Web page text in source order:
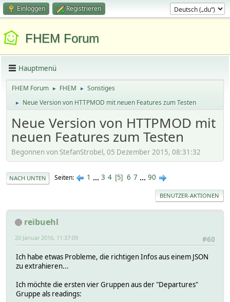
Einloggen Registrieren
FHEM Forum
Hauptmenü
FHEM Forum ► FHEM ► Sonstiges
► Neue Version von HTTPMOD mit neuen Features zum Testen
Neue Version von HTTPMOD mit
neuen Features zum Testen
Begonnen von StefanStrobel, 05 Dezember 2015, 08:31:32
NACH UNTEN Seiten 1 ... 3 4 5 6 7 ... 90
BENUTZER-AKTIONEN
reibuehl
#60
20 Januar 2016, 11:37:09
Ich habe etwas Probleme, die richtigen Infos aus einem JSON
zu extrahieren...
Ich möchte die ersten vier Gruppen aus der "Departures"
Gruppe als readings: